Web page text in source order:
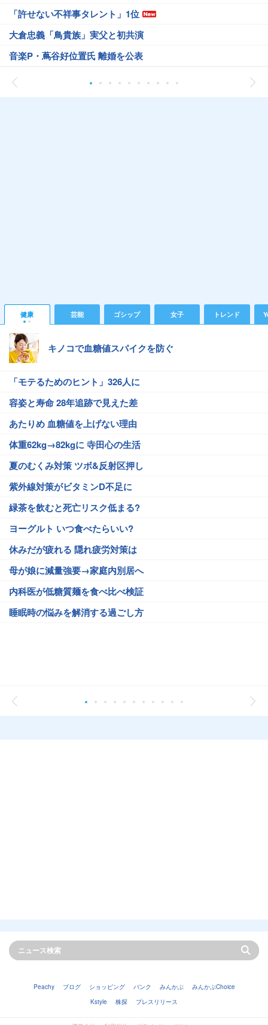
「許せない不祥事タレント」1位
大倉忠義「鳥貴族」実父と初共演
音楽P・蔦谷好位置氏 離婚を公表
健康 芸能 ゴシップ 女子 トレンド
キノコで血糖値スパイクを防ぐ
「モテるためのヒント」326人に
容姿と寿命 28年追跡で見えた差
あたりめ 血糖値を上げない理由
体重62kg→82kgに 寺田心の生活
夏のむくみ対策 ツボ&反射区押し
紫外線対策がビタミンD不足に
緑茶を飲むと死亡リスク低まる?
ヨーグルト いつ食べたらいい?
休みだが疲れる 隠れ疲労対策は
母が娘に減量強要→家庭内別居へ
内科医が低糖質麺を食べ比べ検証
睡眠時の悩みを解消する過ごし方
Peachy ブログ ショッピング バンク みんかぶ
みんかぶChoice
Kstyle
株探 プレスリリース